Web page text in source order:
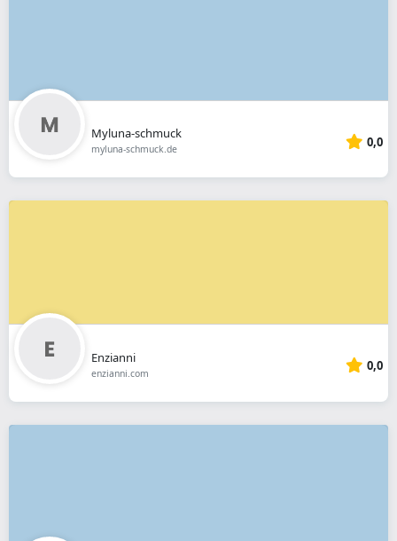
Myluna-schmuck
myluna-schmuck.de 0,0
Enzianni
enzianni.com 0,0